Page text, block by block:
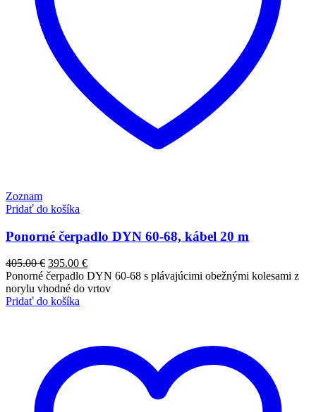
Zoznam
Pridať do košíka
Ponorné čerpadlo DYN 60-68, kábel 20 m
405.00€ Original
price
was:
405.00 €.
395.00 €Current
price
is:
Ponorné čerpadlo DYN 60-68 s plávajúcimi obežnými kolesami z
norylu vhodné do vrtov
Pridať do košíka